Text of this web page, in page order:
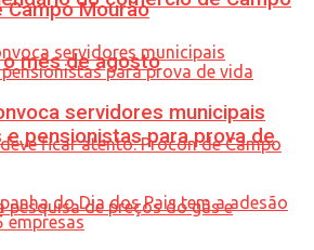
mês de agosto
Mourão
servidores municipais
pensionistas para prova de